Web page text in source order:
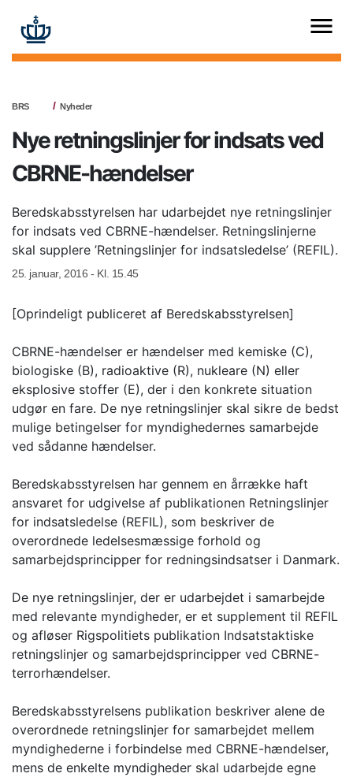
BRS Nyheder
Nye retningslinjer for indsats ved
CBRNE-hændelser
Beredskabsstyrelsen har udarbejdet nye retningslinjer
for indsats ved CBRNE-hændelser. Retningslinjerne
skal supplere ’Retningslinjer for indsatsledelse’ (REFIL).
25. januar, 2016 - Kl. 15.45
[Oprindeligt publiceret af Beredskabsstyrelsen]
CBRNE-hændelser er hændelser med kemiske (C),
biologiske (B), radioaktive (R), nukleare (N) eller
eksplosive stoffer (E), der i den konkrete situation
udgør en fare. De nye retningslinjer skal sikre de bedst
mulige betingelser for myndighedernes samarbejde
ved sådanne hændelser.
Beredskabsstyrelsen har gennem en årrække haft
ansvaret for udgivelse af publikationen Retningslinjer
for indsatsledelse (REFIL), som beskriver de
overordnede ledelsesmæssige forhold og
samarbejdsprincipper for redningsindsatser i Danmark.
De nye retningslinjer, der er udarbejdet i samarbejde
med relevante myndigheder, er et supplement til REFIL
og afløser Rigspolitiets publikation Indsatstaktiske
retningslinjer og samarbejdsprincipper ved CBRNE-
terrorhændelser.
Beredskabsstyrelsens publikation beskriver alene de
overordnede retningslinjer for samarbejdet mellem
myndighederne i forbindelse med CBRNE-hændelser,
mens de enkelte myndigheder skal udarbejde egne